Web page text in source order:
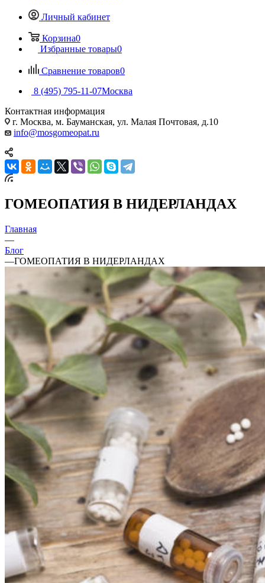
Личный кабинет
Корзина0
Избранные товары0
Сравнение товаров0
8 (495) 795-11-07Москва
Контактная информация
г. Москва, м. Бауманская, ул. Малая Почтовая, д.10
info@mosgomeopat.ru
ГОМЕОПАТИЯ В НИДЕРЛАНДАХ
Главная
—
Блог
—ГОМЕОПАТИЯ В НИДЕРЛАНДАХ